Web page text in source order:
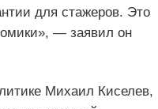
для стажеров. Это
— заявил он
Михаил Киселев,